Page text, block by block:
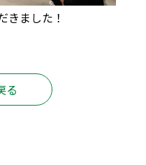
きました！
る